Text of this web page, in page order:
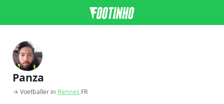
Panza
→ Voetballer in Rennes FR